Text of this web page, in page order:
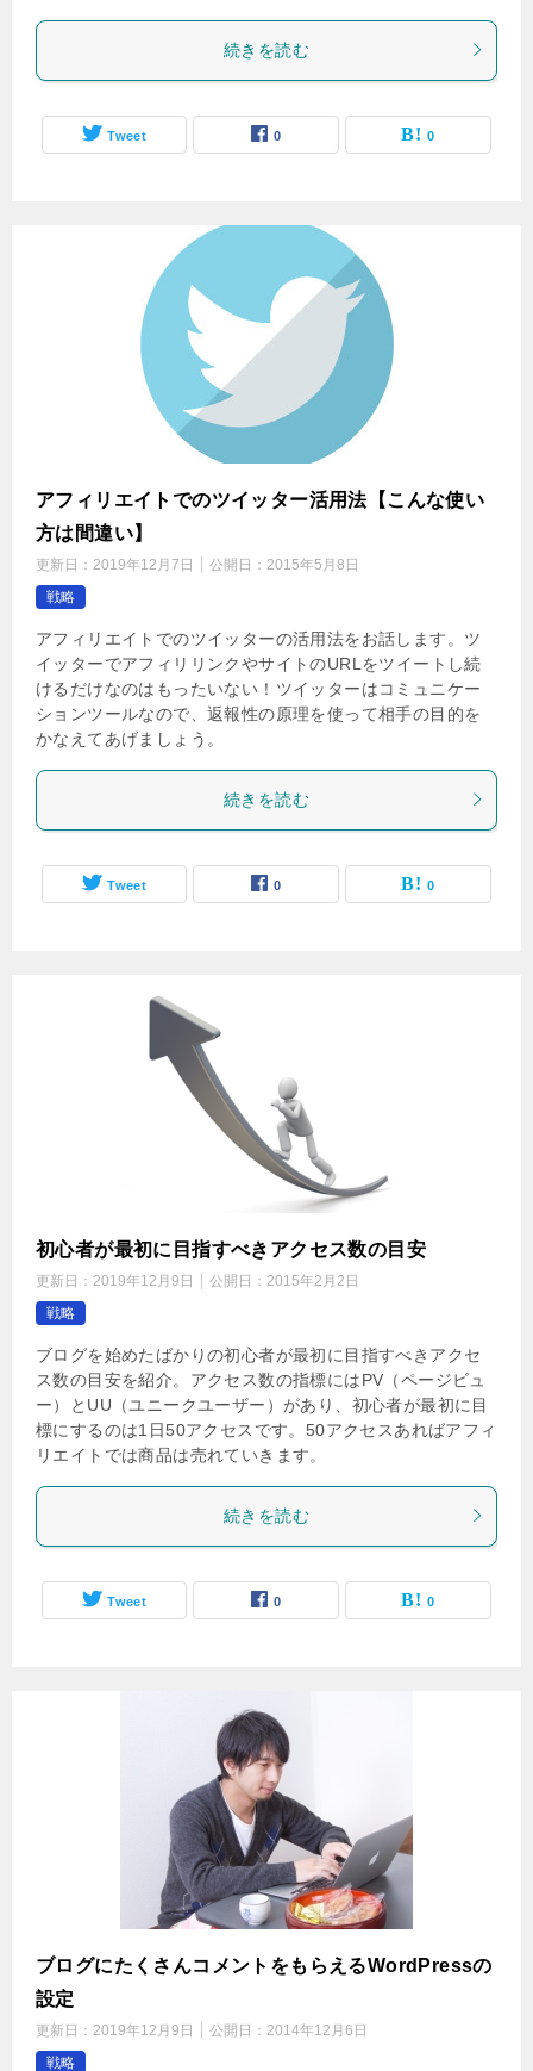
続きを読む
Tweet 0 0
アフィリエイトでのツイッター活用法【こんな使い
方は間違い】
更新日： 2019年12月7日 公開日： 2015年5月8日
戦略
アフィリエイトでのツイッターの活用法をお話します。ツ
イッターでアフィリリンクやサイトのURLをツイートし続
けるだけなのはもったいない！ツイッターはコミュニケー
ションツールなので、返報性の原理を使って相手の目的を
かなえてあげましょう。
続きを読む
Tweet 0 0
初心者が最初に目指すべきアクセス数の目安
更新日： 2019年12月9日 公開日： 2015年2月2日
戦略
ブログを始めたばかりの初心者が最初に目指すべきアクセ
ス数の目安を紹介。アクセス数の指標にはPV（ページビュ
ー）とUU（ユニークユーザー）があり、初心者が最初に目
標にするのは1日50アクセスです。50アクセスあればアフィ
リエイトでは商品は売れていきます。
続きを読む
Tweet 0 0
ブログにたくさんコメントをもらえるWordPressの
設定
更新日： 2019年12月9日 公開日： 2014年12月6日
戦略